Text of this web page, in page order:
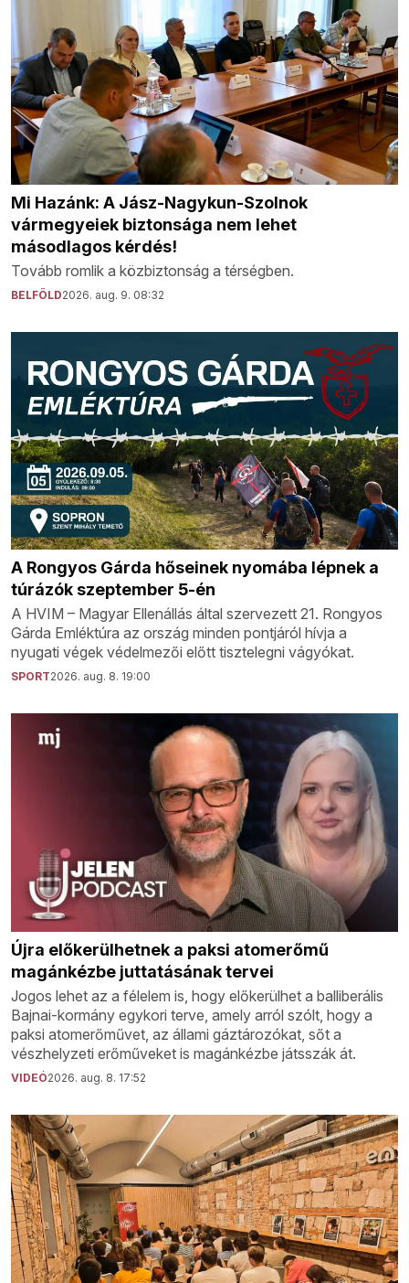
Mi Hazánk: A Jász-Nagykun-Szolnok
vármegyeiek biztonsága nem lehet
másodlagos kérdés!
Tovább romlik a közbiztonság a térségben.
BELFÖLD2026. aug. 9. 08:32
A Rongyos Gárda hőseinek nyomába lépnek a
túrázók szeptember 5-én
A HVIM – Magyar Ellenállás által szervezett 21. Rongyos
Gárda Emléktúra az ország minden pontjáról hívja a
nyugati végek védelmezői előtt tisztelegni vágyókat.
SPORT2026. aug. 8. 19:00
Újra előkerülhetnek a paksi atomerőmű
magánkézbe juttatásának tervei
Jogos lehet az a félelem is, hogy előkerülhet a balliberális
Bajnai-kormány egykori terve, amely arról szólt, hogy a
paksi atomerőművet, az állami gáztározókat, sőt a
vészhelyzeti erőműveket is magánkézbe játsszák át.
VIDEÓ2026. aug. 8. 17:52